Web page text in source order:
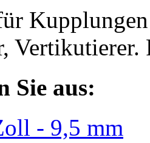
Kupplungen
Sie aus:
- 9,5 mm